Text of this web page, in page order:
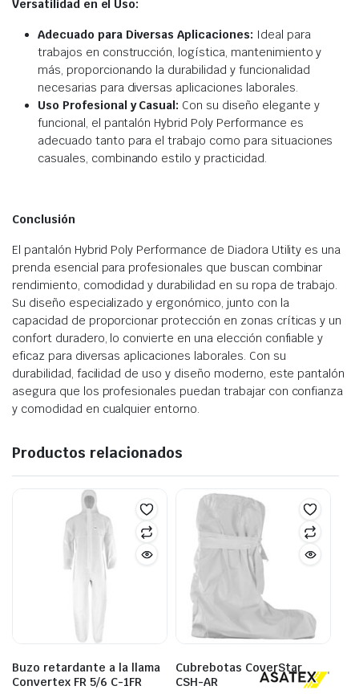
Versatilidad en el Uso:
Adecuado para Diversas Aplicaciones: Ideal para
trabajos en construcción, logística, mantenimiento y
más, proporcionando la durabilidad y funcionalidad
necesarias para diversas aplicaciones laborales.
Uso Profesional y Casual: Con su diseño elegante y
funcional, el pantalón Hybrid Poly Performance es
adecuado tanto para el trabajo como para situaciones
casuales, combinando estilo y practicidad.
Conclusión
El pantalón Hybrid Poly Performance de Diadora Utility es una
prenda esencial para profesionales que buscan combinar
rendimiento, comodidad y durabilidad en su ropa de trabajo.
Su diseño especializado y ergonómico, junto con la
capacidad de proporcionar protección en zonas críticas y un
confort duradero, lo convierte en una elección confiable y
eficaz para diversas aplicaciones laborales. Con su
durabilidad, facilidad de uso y diseño moderno, este pantalón
asegura que los profesionales puedan trabajar con confianza
y comodidad en cualquier entorno.
Productos relacionados
Buzo retardante a la llama
Convertex FR 5/6 C-1FR
Cubrebotas CoverStar
CSH-AR